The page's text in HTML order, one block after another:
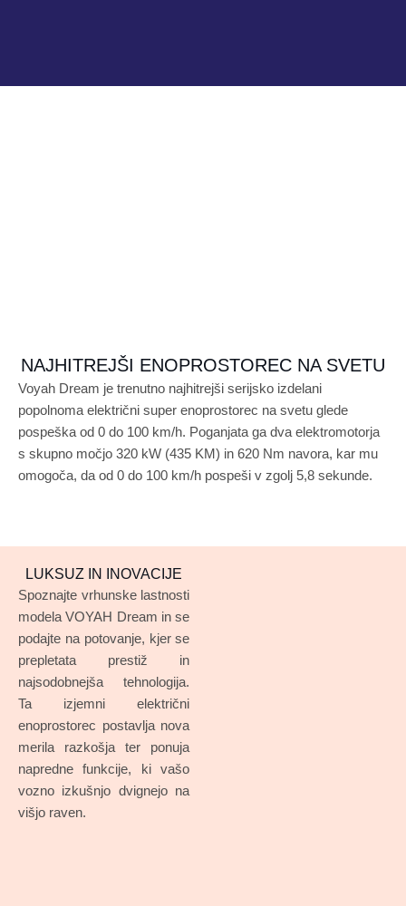
NAJHITREJŠI ENOPROSTOREC NA SVETU
Voyah Dream je trenutno najhitrejši serijsko izdelani
popolnoma električni super enoprostorec na svetu glede
pospeška od 0 do 100 km/h. Poganjata ga dva elektromotorja
s skupno močjo 320 kW (435 KM) in 620 Nm navora, kar mu
omogoča, da od 0 do 100 km/h pospeši v zgolj 5,8 sekunde.
LUKSUZ IN INOVACIJE
Spoznajte vrhunske lastnosti
modela VOYAH Dream in se
podajte na potovanje, kjer se
prepletata prestiž in
najsodobnejša tehnologija.
Ta izjemni električni
enoprostorec postavlja nova
merila razkošja ter ponuja
napredne funkcije, ki vašo
vozno izkušnjo dvignejo na
višjo raven.